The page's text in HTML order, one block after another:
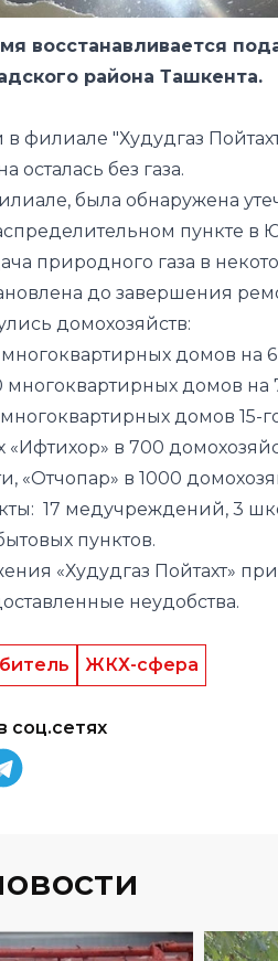
восстанавливается
района Ташкента.
филиале "Худудгаз
осталась без газа.
была обнаружена
пункте в
природного газа в
​​до завершения
домохозяйств:
домов на
домов на
домов 15-
«Ифтихор» в 700
«Отчопар» в 1000
17 медучреждений, 3
пунктов.
«Худудгаз Пойтахт»
неудобства.
ЖКХ-сфера
соц.сетях